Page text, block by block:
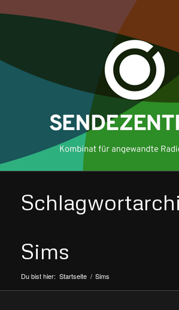
Sims
Du bist hier: Startseite / Sims